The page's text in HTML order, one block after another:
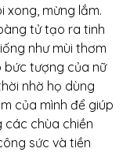
xong, mừng lắm.
tử tạo ra tinh
như mùi thơm
tượng của nữ
nhờ họ dùng
của mình để giúp
các chùa chiền
sức và tiền